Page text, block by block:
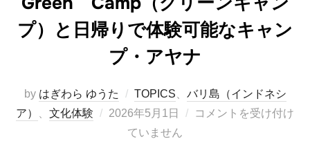
プ）と日帰りで体験可能なキャン
プ・アヤナ
by はぎわら ゆうた TOPICS
バリ島（インドネシ
ア）
文化体験
投
2026年5月1日
コメントを受け付け
ていません